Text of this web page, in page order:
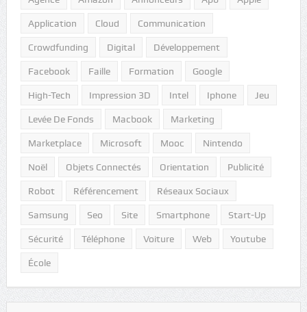
Application Cloud Communication
Crowdfunding Digital Développement
Facebook Faille Formation Google
High-Tech Impression 3D Intel Iphone Jeu
Levée De Fonds Macbook Marketing
Marketplace Microsoft Mooc Nintendo
Noël Objets Connectés Orientation Publicité
Robot Référencement Réseaux Sociaux
Samsung Seo Site Smartphone Start-Up
Sécurité Téléphone Voiture Web Youtube
École